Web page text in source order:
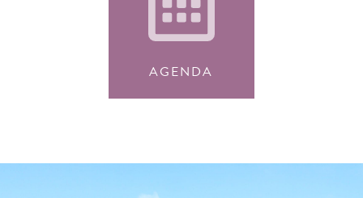
AGENDA